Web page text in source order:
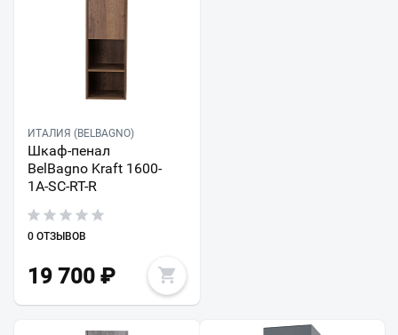
ИТАЛИЯ (BELBAGNO)
Шкаф-пенал
BelBagno Kraft 1600-
1A-SC-RT-R
0 ОТЗЫВОВ
19 700 ₽